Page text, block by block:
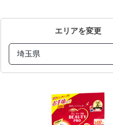
エリアを変更
埼玉県